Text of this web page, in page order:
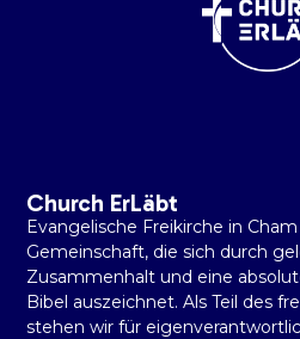
Church ErLäbt
Evangelische Freikirche in
Gemeinschaft, die sich durch
Zusammenhalt und eine
Bibel auszeichnet. Als Teil des
stehen wir für